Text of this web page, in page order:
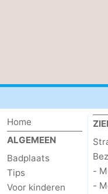
Gent
De
Kust
-
Knokke-
-
Home
ALGEMEEN
Badplaats
Tips
Voor kinderen
-
-